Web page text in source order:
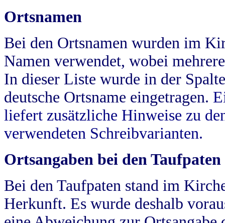
Ortsnamen
Bei den Ortsnamen wurden im
Namen verwendet, wobei
In dieser Liste wurde in der
deutsche Ortsname eingetragen.
liefert zusätzliche Hinweise zu
verwendeten Schreibvarianten.
Ortsangaben bei den Taufpaten
Bei den Taufpaten stand im
Herkunft. Es wurde deshalb